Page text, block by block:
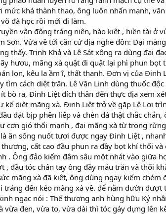
khá thành thaọ, ông luôn nhấn mạnh,
đã học rồi mới đi làm.
vận động tráng niên, hào kiệt , hiền tài ở
Sơn. Vừa về tới căn cứ địa nghe đồn: Đại
thấy. Trịnh Khả và Lê Sát xông ra dùng đại
hươu, mãng xà quật đi quật lại phì phun
lọn, kêu la ầm ĩ, thất thanh. Đơn vị của Đinh
tìm cách diệt trăn. Lê Văn Linh dùng thuốc
bò ra, Đinh Liệt đích thân đến thực địa xem
kế diệt mãng xà. Đinh Liệt trở về gặp Lê Lợi
đặt bịp phên liếp và chèn đá thật chắc
cơn gió thổi mạnh , đại mãng xà từ trong
ăn sống nuốt tươi được ngay Đinh Liệt ,
cất cao đầu phun ra đầy bọt khí thối
. Ông đảo kiếm đâm sâu một nhát vào giữa
đầu tóc chân tay ông đầy máu trăn và thối
mãng xà đã kiệt, ông dùng ngay kiếm
tráng đến kéo mãng xà về. để nằm đườn
ngạc nói : Thế thương anh hùng hữu Ký
đen, vừa to, vừa dài thì tóc gáy dựng lên